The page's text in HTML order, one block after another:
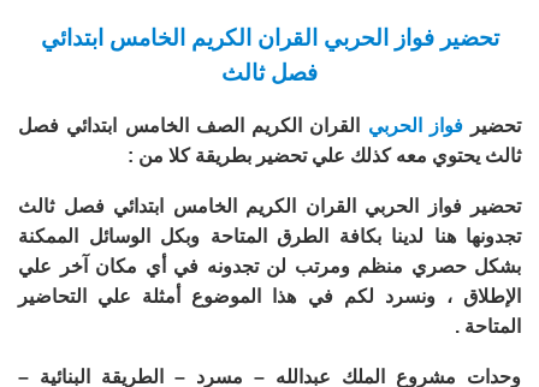
تحضير فواز الحربي القران الكريم الخامس ابتدائي
فصل ثالث
تحضيرفواز الحربي القران الكريم الصف الخامس ابتدائي فصل
ثالث يحتوي معه كذلك علي تحضير بطريقة كلا من :
تحضير فواز الحربي القران الكريم الخامس ابتدائي فصل ثالث
تجدونها هنا لدينا بكافة الطرق المتاحة وبكل الوسائل الممكنة
بشكل حصري منظم ومرتب لن تجدونه في أي مكان آخر علي
الإطلاق ، ونسرد لكم في هذا الموضوع أمثلة علي التحاضير
المتاحة .
وحدات مشروع الملك عبدالله – مسرد – الطريقة البنائية –